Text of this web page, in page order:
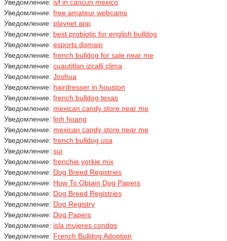
Уведомление: ivf in cancun mexico
Уведомление: free amateur webcams
Уведомление: playnet app
Уведомление: best probiotic for english bulldog
Уведомление: esports domain
Уведомление: french bulldog for sale near me
Уведомление: cuautitlan izcalli clima
Уведомление: Joshua
Уведомление: hairdresser in houston
Уведомление: french bulldog texas
Уведомление: mexican candy store near me
Уведомление: linh hoang
Уведомление: mexican candy store near me
Уведомление: french bulldog usa
Уведомление: sui
Уведомление: frenchie yorkie mix
Уведомление: Dog Breed Registries
Уведомление: How To Obtain Dog Papers
Уведомление: Dog Breed Registries
Уведомление: Dog Registry
Уведомление: Dog Papers
Уведомление: isla mujeres condos
Уведомление: French Bulldog Adoption